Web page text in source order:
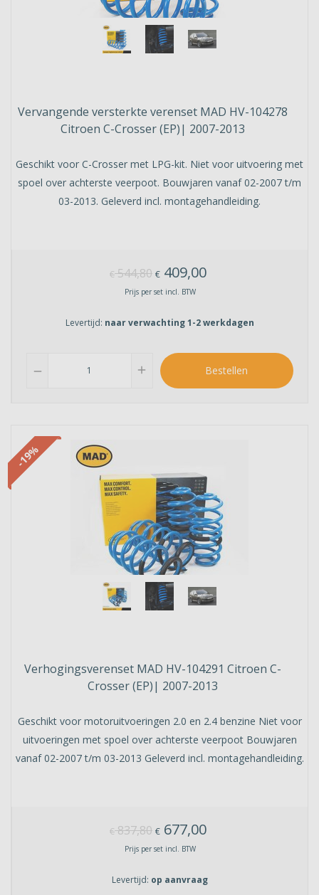
Vervangende versterkte verenset MAD HV-104278
Citroen C-Crosser (EP)| 2007-2013
Geschikt voor C-Crosser met LPG-kit. Niet voor uitvoering met
spoel over achterste veerpoot. Bouwjaren vanaf 02-2007 t/m
03-2013. Geleverd incl. montagehandleiding.
€544,80 € 409,00
Prijs per set incl. BTW
Levertijd: naar verwachting 1-2 werkdagen
remove add Bestellen
-19%
Verhogingsverenset MAD HV-104291 Citroen C-
Crosser (EP)| 2007-2013
Geschikt voor motoruitvoeringen 2.0 en 2.4 benzine Niet voor
uitvoeringen met spoel over achterste veerpoot Bouwjaren
vanaf 02-2007 t/m 03-2013 Geleverd incl. montagehandleiding.
€837,80 € 677,00
Prijs per set incl. BTW
Levertijd: op aanvraag